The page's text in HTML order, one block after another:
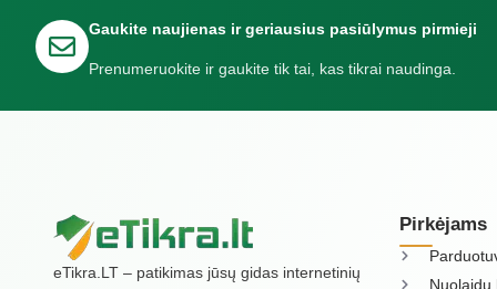
Gaukite naujienas ir geriausius pasiūlymus pirmieji
Prenumeruokite ir gaukite tik tai, kas tikrai naudinga.
eTikra.LT – patikimas jūsų gidas internetinių
Pirkėjams
Nuolaidų